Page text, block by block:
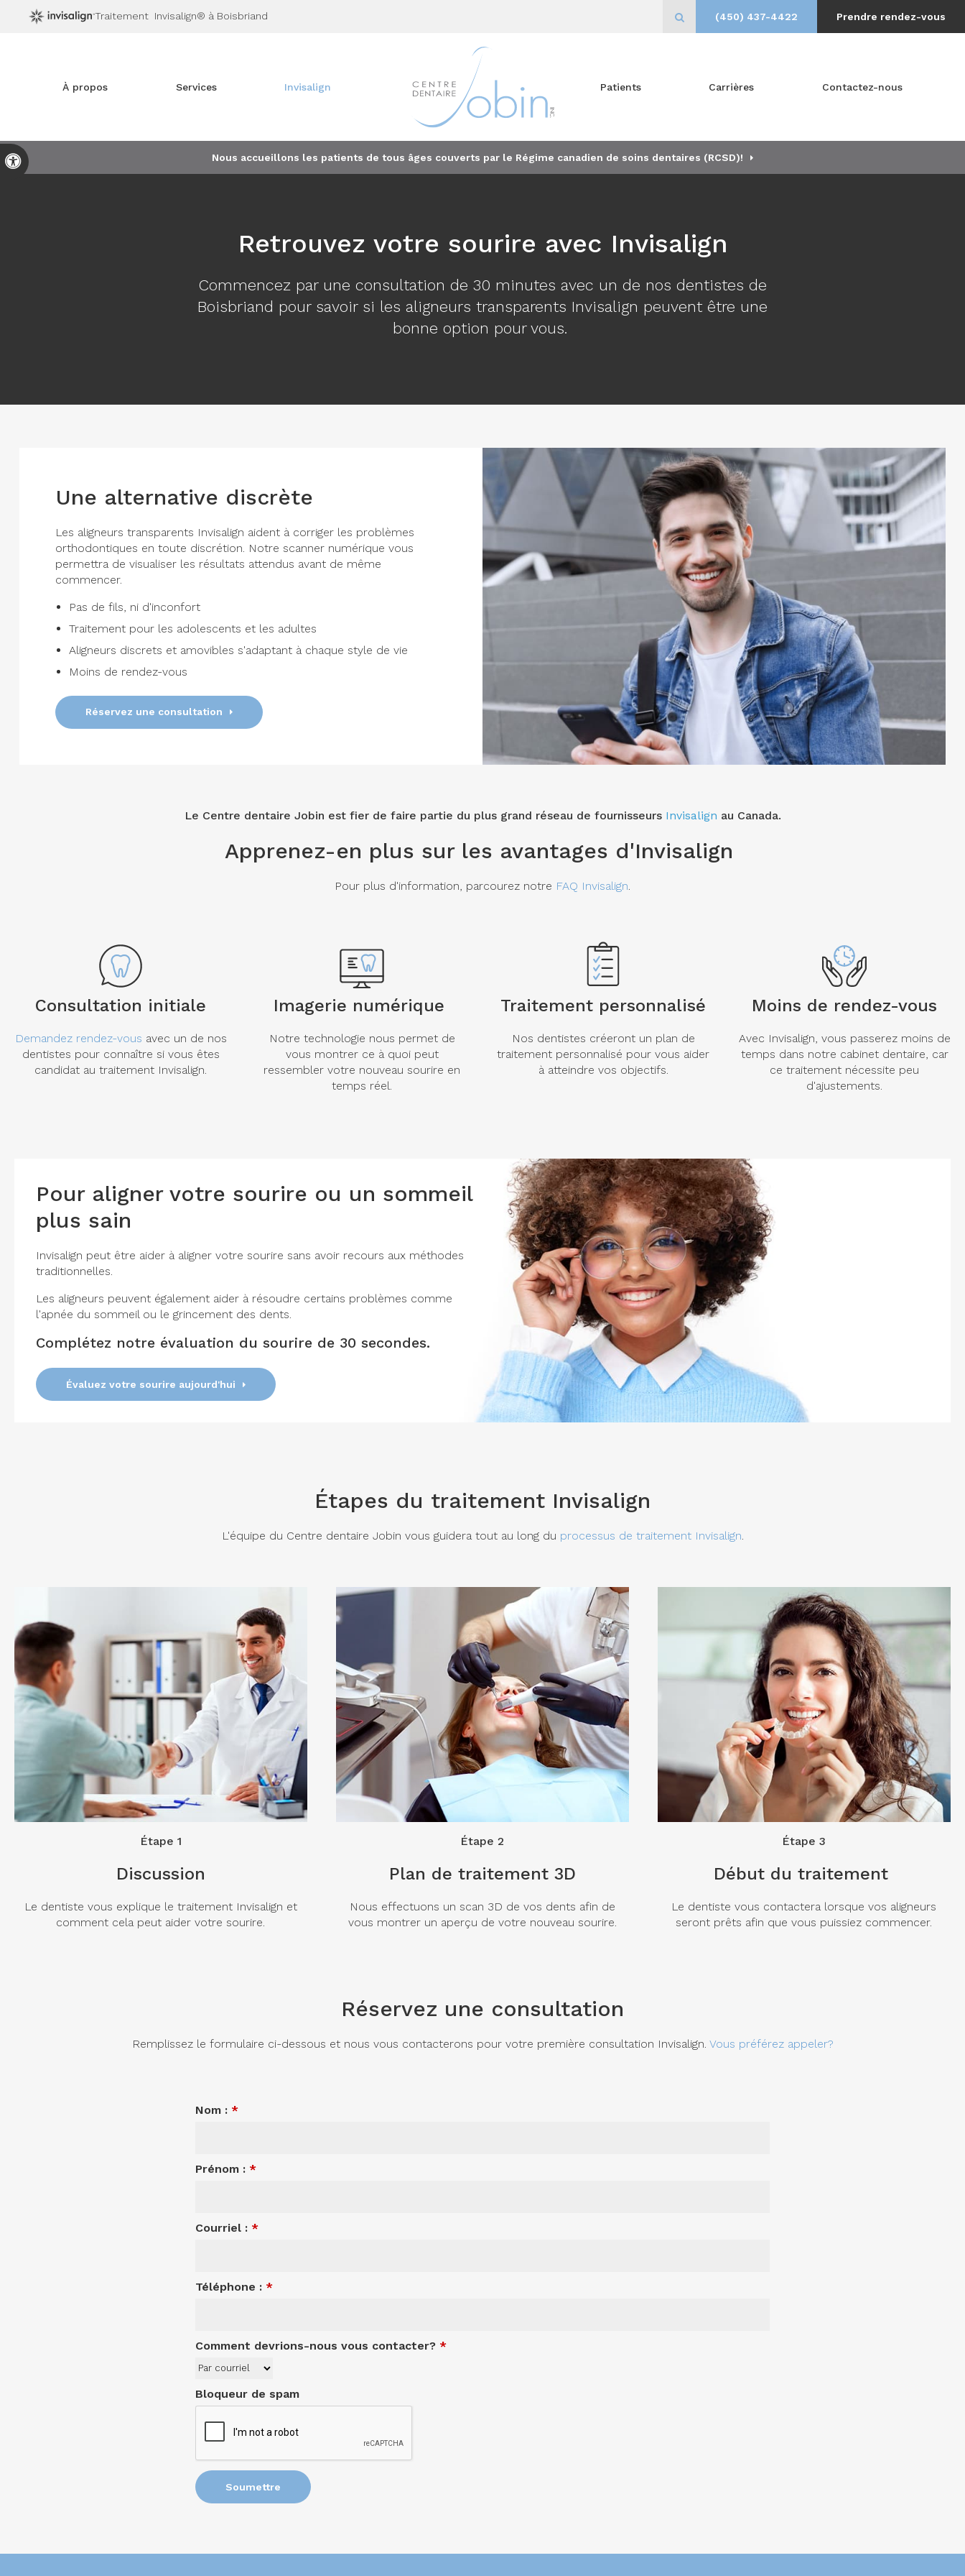
Version accessible
Traitement Invisalign® à Boisbriand Ouvrir le champ de recherche
(450) 437-4422 Prendre rendez-vous
À propos Services Invisalign Patients Carrières Contactez-nous
Nous accueillons les patients de tous âges couverts par le Régime canadien de soins dentaires (RCSD)!
Retrouvez votre sourire avec Invisalign
Commencez par une consultation de 30 minutes avec un de nos dentistes de
Boisbriand pour savoir si les aligneurs transparents Invisalign peuvent être une
bonne option pour vous.
Une alternative discrète
Les aligneurs transparents Invisalign aident à corriger les problèmes
orthodontiques en toute discrétion. Notre scanner numérique vous
permettra de visualiser les résultats attendus avant de même
commencer.
Pas de fils, ni d'inconfort
Traitement pour les adolescents et les adultes
Aligneurs discrets et amovibles s'adaptant à chaque style de vie
Moins de rendez-vous
Réservez une consultation
Le Centre dentaire Jobin est fier de faire partie du plus grand réseau de fournisseurs Invisalign au Canada.
Apprenez-en plus sur les avantages d'Invisalign
Pour plus d'information, parcourez notre FAQ Invisalign
Consultation initiale
Demandez rendez-vous avec un de nos
dentistes pour connaître si vous êtes
candidat au traitement Invisalign.
Imagerie numérique
Notre technologie nous permet de
vous montrer ce à quoi peut
ressembler votre nouveau sourire en
temps réel.
Traitement personnalisé
Nos dentistes créeront un plan de
traitement personnalisé pour vous aider
à atteindre vos objectifs.
Moins de rendez-vous
Avec Invisalign, vous passerez moins de
temps dans notre cabinet dentaire, car
ce traitement nécessite peu
d'ajustements.
Pour aligner votre sourire ou un sommeil
plus sain
Invisalign peut être aider à aligner votre sourire sans avoir recours aux méthodes
traditionnelles.
Les aligneurs peuvent également aider à résoudre certains problèmes comme
l'apnée du sommeil ou le grincement des dents.
Complétez notre évaluation du sourire de 30 secondes.
Évaluez votre sourire aujourd'hui
Étapes du traitement Invisalign
L'équipe du Centre dentaire Jobin vous guidera tout au long du processus de traitement Invisalign.
Étape 1
Discussion
Le dentiste vous explique le traitement Invisalign et
comment cela peut aider votre sourire.
Étape 2
Plan de traitement 3D
Nous effectuons un scan 3D de vos dents afin de
vous montrer un aperçu de votre nouveau sourire.
Étape 3
Début du traitement
Le dentiste vous contactera lorsque vos aligneurs
seront prêts afin que vous puissiez commencer.
Réservez une consultation
Remplissez le formulaire ci-dessous et nous vous contacterons pour votre première consultation Invisalign. Vous préférez appeler?
Nom : *
Prénom : *
Courriel : *
Téléphone : *
Comment devrions-nous vous contacter? *
Bloqueur de spam